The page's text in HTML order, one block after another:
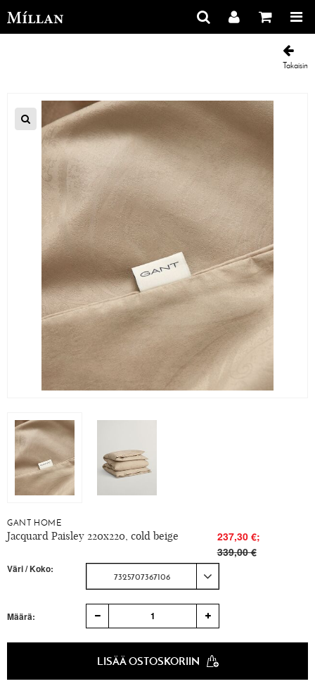
Takaisin
GANT HOME
Jacquard Paisley 220x220, cold beige
237,30 €;
339,00 €
Väri / Koko:
7325707367106
Määrä: 1
LISÄÄ OSTOSKORIIN